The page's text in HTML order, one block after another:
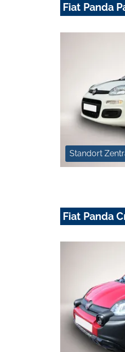
Fiat Panda
Standort
Fiat Panda